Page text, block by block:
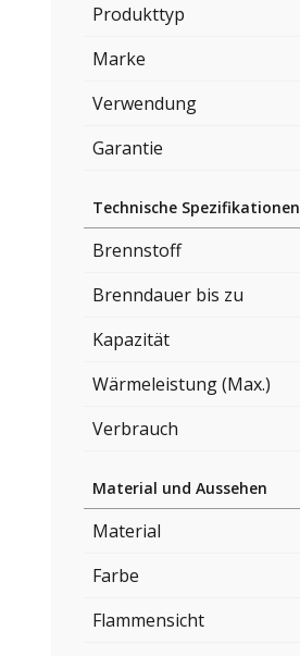
Produkttyp
Marke
Verwendung
Garantie
Technische Spezifikationen
Brennstoff
Brenndauer bis zu
Kapazität
Wärmeleistung (Max.)
Verbrauch
Material und Aussehen
Material
Farbe
Flammensicht